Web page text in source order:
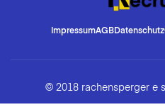
ImpressumAGBDatenschutz
© 2018 rachensperger e